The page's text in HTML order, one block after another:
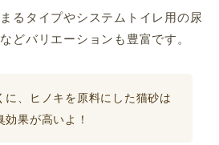
るタイプやシステムトイレ用の尿
どバリエーションも豊富です。
に、ヒノキを原料にした猫砂は
効果が高いよ！